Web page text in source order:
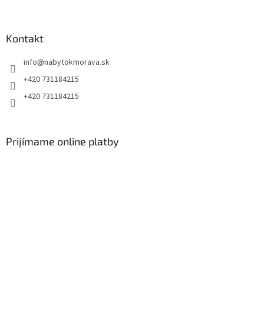
Kontakt
info@nabytokmorava.sk
+420 731184215
+420 731184215
Prijímame online platby